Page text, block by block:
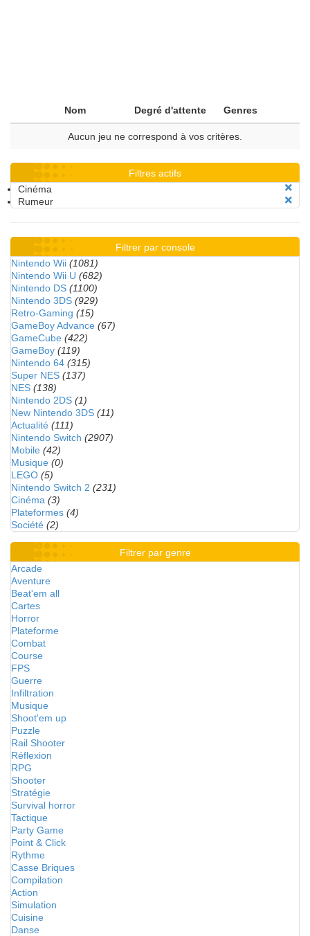
Nom Degré d'attente Genres
Aucun jeu ne correspond à vos critères.
Filtres actifs
Cinéma
Rumeur
Filtrer par console
Nintendo Wii (1081)
Nintendo Wii U (682)
Nintendo DS (1100)
Nintendo 3DS (929)
Retro-Gaming (15)
GameBoy Advance (67)
GameCube (422)
GameBoy (119)
Nintendo 64 (315)
Super NES (137)
NES (138)
Nintendo 2DS (1)
New Nintendo 3DS (11)
Actualité (111)
Nintendo Switch (2907)
Mobile (42)
Musique (0)
LEGO (5)
Nintendo Switch 2 (231)
Cinéma (3)
Plateformes (4)
Société (2)
Filtrer par genre
Arcade
Aventure
Beat'em all
Cartes
Horror
Plateforme
Combat
Course
FPS
Guerre
Infiltration
Musique
Shoot'em up
Puzzle
Rail Shooter
Réflexion
RPG
Shooter
Stratégie
Survival horror
Tactique
Party Game
Point & Click
Rythme
Casse Briques
Compilation
Action
Simulation
Cuisine
Danse